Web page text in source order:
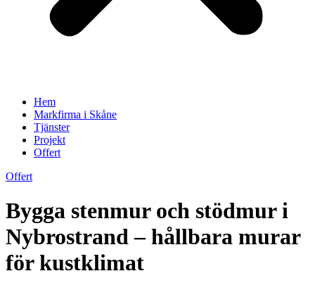
Hem
Markfirma i Skåne
Tjänster
Projekt
Offert
Offert
Bygga stenmur och stödmur i
Nybrostrand – hållbara murar
för kustklimat